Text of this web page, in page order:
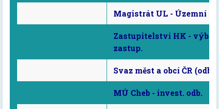
Magistrát UL - Územní
Zastupitelství HK - výbor
zastup.
Svaz měst a obcí ČR (odb.
MÚ Cheb - invest. odb.